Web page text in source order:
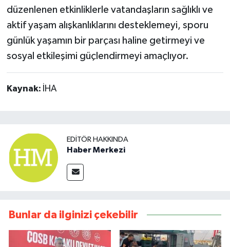
düzenlenen etkinliklerle vatandaşların sağlıklı ve
aktif yaşam alışkanlıklarını desteklemeyi, sporu
günlük yaşamın bir parçası haline getirmeyi ve
sosyal etkileşimi güçlendirmeyi amaçlıyor.
Kaynak: İHA
EDITÖR HAKKINDA
Haber Merkezi
Bunlar da ilginizi çekebilir